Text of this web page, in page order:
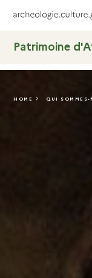
Patrimoine
HOME QUI SOMMES-